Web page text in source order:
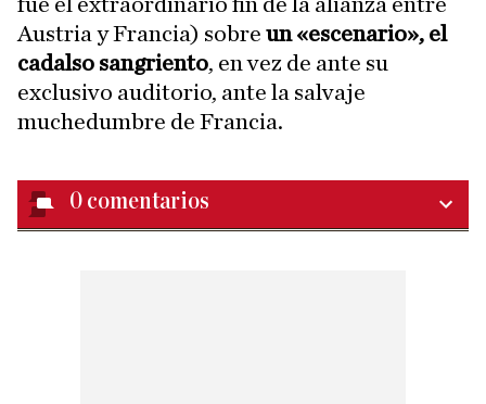
Austria y Francia) sobre un «escenario», el
cadalso sangriento, en vez de ante su
exclusivo auditorio, ante la salvaje
muchedumbre de Francia.
0 comentarios